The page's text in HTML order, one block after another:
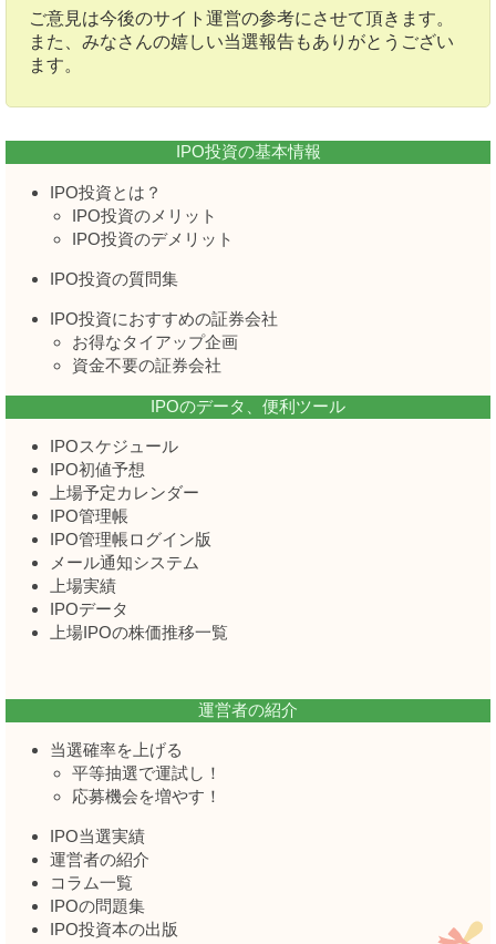
ご意見は今後のサイト運営の参考にさせて頂きます。
また、みなさんの嬉しい当選報告もありがとうござい
ます。
IPO投資の基本情報
IPO投資とは？
IPO投資のメリット
IPO投資のデメリット
IPO投資の質問集
IPO投資におすすめの証券会社
お得なタイアップ企画
資金不要の証券会社
IPOのデータ、便利ツール
IPOスケジュール
IPO初値予想
上場予定カレンダー
IPO管理帳
IPO管理帳ログイン版
メール通知システム
上場実績
IPOデータ
上場IPOの株価推移一覧
運営者の紹介
当選確率を上げる
平等抽選で運試し！
応募機会を増やす！
IPO当選実績
運営者の紹介
コラム一覧
IPOの問題集
IPO投資本の出版